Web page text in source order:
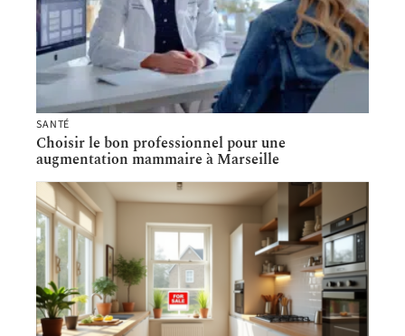
SANTÉ
Choisir le bon professionnel pour une
augmentation mammaire à Marseille